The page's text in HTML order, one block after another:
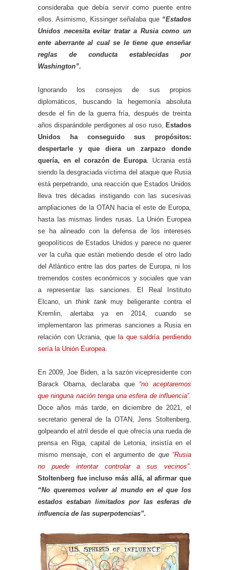
consideraba que debía servir como puente entre
ellos. Asimismo, Kissinger señalaba que “Estados
Unidos necesita evitar tratar a Rusia como un
ente aberrante al cual se le tiene que enseñar
reglas de conducta establecidas por
Washington”.
Ignorando los consejos de sus propios
diplomáticos, buscando la hegemonía absoluta
desde el fin de la guerra fría, después de treinta
años disparándole perdigones al oso ruso,
Estados
Unidos ha conseguido sus propósitos:
despertarle y que diera un zarpazo donde
quería, en el corazón de Europa . Ucrania está
siendo la desgraciada víctima del ataque que Rusia
está perpetrando, una reacción que Estados Unidos
lleva tres décadas instigando con las sucesivas
ampliaciones de la OTAN hacia el este de Europa,
hasta las mismas lindes rusas. La Unión Europea
se ha alineado con la defensa de los intereses
geopolíticos de Estados Unidos y parece no querer
ver la cuña que están metiendo desde el otro lado
del Atlántico entre las dos partes de Europa, ni los
tremendos costes económicos y sociales que van
a representar las sanciones. El Real Instituto
Elcano, un think tankmuy beligerante contra el
Kremlin, alertaba ya en 2014, cuando se
implementaron las primeras sanciones a Rusia en
relación con Ucrania, que la que saldría perdiendo
sería la Unión Europea
En 2009, Joe Biden, a la sazón vicepresidente con
Barack Obama, declaraba que “no aceptaremos
que ninguna nación tenga una esfera de influencia”.
Doce años más tarde, en diciembre de 2021, el
secretario general de la OTAN, Jens Stoltenberg,
golpeando el atril desde el que ofrecía una rueda de
prensa en Riga, capital de Letonia, insistía en el
mismo mensaje, con el argumento de que “Rusia
no puede intentar controlar a sus vecinos”.
Stoltenberg fue incluso más allá, al afirmar que
“No queremos volver al mundo en el que los
estados estaban limitados por las esferas de
influencia de las superpotencias”.